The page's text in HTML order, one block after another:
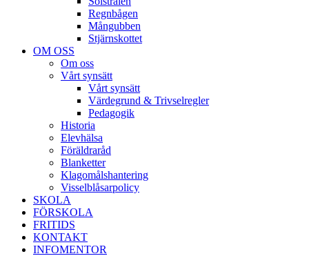
Regnbågen
Mångubben
Stjärnskottet
OM OSS
Om oss
Vårt synsätt
Vårt synsätt
Värdegrund & Trivselregler
Pedagogik
Historia
Elevhälsa
Föräldraråd
Blanketter
Klagomålshantering
Visselblåsarpolicy
SKOLA
FÖRSKOLA
FRITIDS
KONTAKT
INFOMENTOR